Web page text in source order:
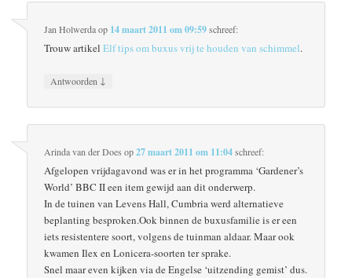
Jan Holwerdaop 14 maart 2011 om 09:59schreef:
Trouw artikelElf tips om buxus vrij te houden van schimmel.
Antwoorden ↓
Arinda van der Does op27 maart 2011 om 11:04schreef:
Afgelopen vrijdagavond was er in het programma ‘Gardener’s
World’ BBC II een item gewijd aan dit onderwerp.
In de tuinen van Levens Hall, Cumbria werd alternatieve
beplanting besproken.Ook binnen de buxusfamilie is er een
iets resistentere soort, volgens de tuinman aldaar. Maar ook
kwamen Ilex en Lonicera-soorten ter sprake.
Snel maar even kijken via de Engelse ‘uitzending gemist’ dus.